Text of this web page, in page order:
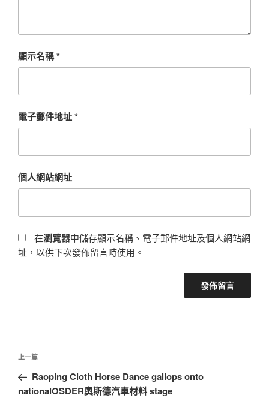
顯示名稱*
電子郵件地址*
個人網站網址
在瀏覽器中儲存顯示名稱、電子郵件地址及個人網站網
址，以供下次發佈留言時使用。
文
導
上
一
篇
上一篇
Raoping Cloth Horse Dance gallops onto
nationalOSDER奧斯德汽車材料 stage